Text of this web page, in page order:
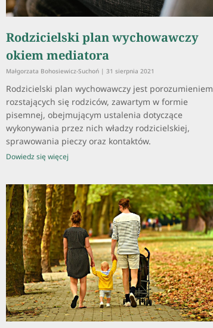
Rodzicielski plan wychowawczy
okiem mediatora
Małgorzata Bohosiewicz-Suchoń 31 sierpnia 2021
Rodzicielski plan wychowawczy jest porozumieniem
rozstających się rodziców, zawartym w formie
pisemnej, obejmującym ustalenia dotyczące
wykonywania przez nich władzy rodzicielskiej,
sprawowania pieczy oraz kontaktów.
Dowiedz się więcej